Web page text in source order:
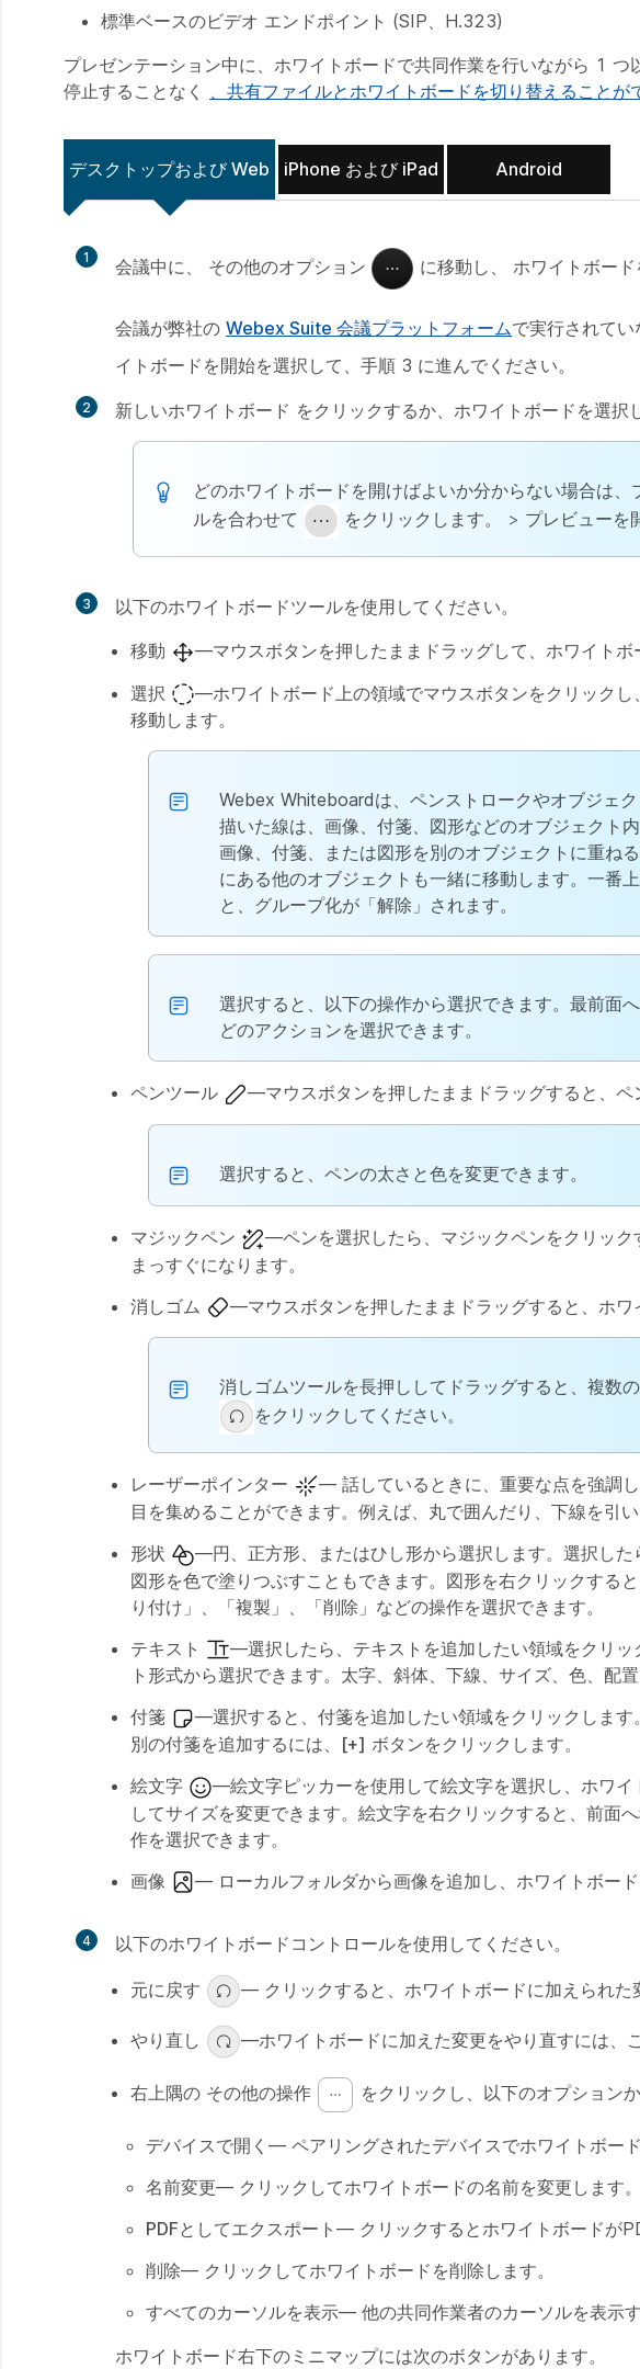
標準ベースのビデオ エンドポイント (SIP、H.323)
プレゼンテーション中に、ホワイトボードで共同作業を行いながら 1
停止することなく 、共有ファイルとホワイトボードを切り替えることが
デスクトップおよび Web iPhone および iPad Android
1 会議中に、 その他のオプション に移動し、 ホワイトボード
会議が弊社の Webex Suite 会議プラットフォームで実行されてい
イトボードを開始を選択して、手順 3 に進んでください。
2 新しいホワイトボード をクリックするか、ホワイトボードを選択
どのホワイトボードを開けばよいか分からない場合は
ルを合わせて
をクリックします。 > プレビューを
3
以下のホワイトボードツールを使用してください。
移動
—マウスボタンを押したままドラッグして、ホワイトボ
選択
—ホワイトボード上の領域でマウスボタンをクリック
移動します。
Webex Whiteboardは、ペンストロークやオブジェ
描いた線は、画像、付箋、図形などのオブジェクト
画像、付箋、または図形を別のオブジェクトに重ね
にある他のオブジェクトも一緒に移動します。一番
と、グループ化が「解除」されます。
選択すると、以下の操作から選択できます。最前面
どのアクションを選択できます。
ペンツール —マウスボタンを押したままドラッグすると、ペ
選択すると、ペンの太さと色を変更できます。
マジックペン
—ペンを選択したら、マジックペンをクリッ
まっすぐになります。
消しゴム
—マウスボタンを押したままドラッグすると、ホワ
消しゴムツールを長押ししてドラッグすると、複数
をクリックしてください。
レーザーポインター
— 話しているときに、重要な点を強調
目を集めることができます。例えば、丸で囲んだり、下線を引
形状
—円、正方形、またはひし形から選択します。選択した
図形を色で塗りつぶすこともできます。図形を右クリックする
り付け」、「複製」、「削除」などの操作を選択できます。
テキスト
—選択したら、テキストを追加したい領域をクリ
ト形式から選択できます。太字、斜体、下線、サイズ、色、配
付箋
—選択すると、付箋を追加したい領域をクリックします
別の付箋を追加するには、 [+] ボタンをクリックします。
絵文字
—絵文字ピッカーを使用して絵文字を選択し、ホワ
してサイズを変更できます。絵文字を右クリックすると、前面
作を選択できます。
画像
— ローカルフォルダから画像を追加し、ホワイトボード
4 以下のホワイトボードコントロールを使用してください。
元に戻す — クリックすると、ホワイトボードに加えられた
やり直し —ホワイトボードに加えた変更をやり直すには、
右上隅の その他の操作 をクリックし、以下のオプション
デバイスで開く — ペアリングされたデバイスでホワイトボード
名前変更— クリックしてホワイトボードの名前を変更します。
PDFとしてエクスポート — クリックするとホワイトボードが
削除— クリックしてホワイトボードを削除します。
すべてのカーソルを表示— 他の共同作業者のカーソルを表示す
ホワイトボード右下のミニマップには次のボタンがあります。